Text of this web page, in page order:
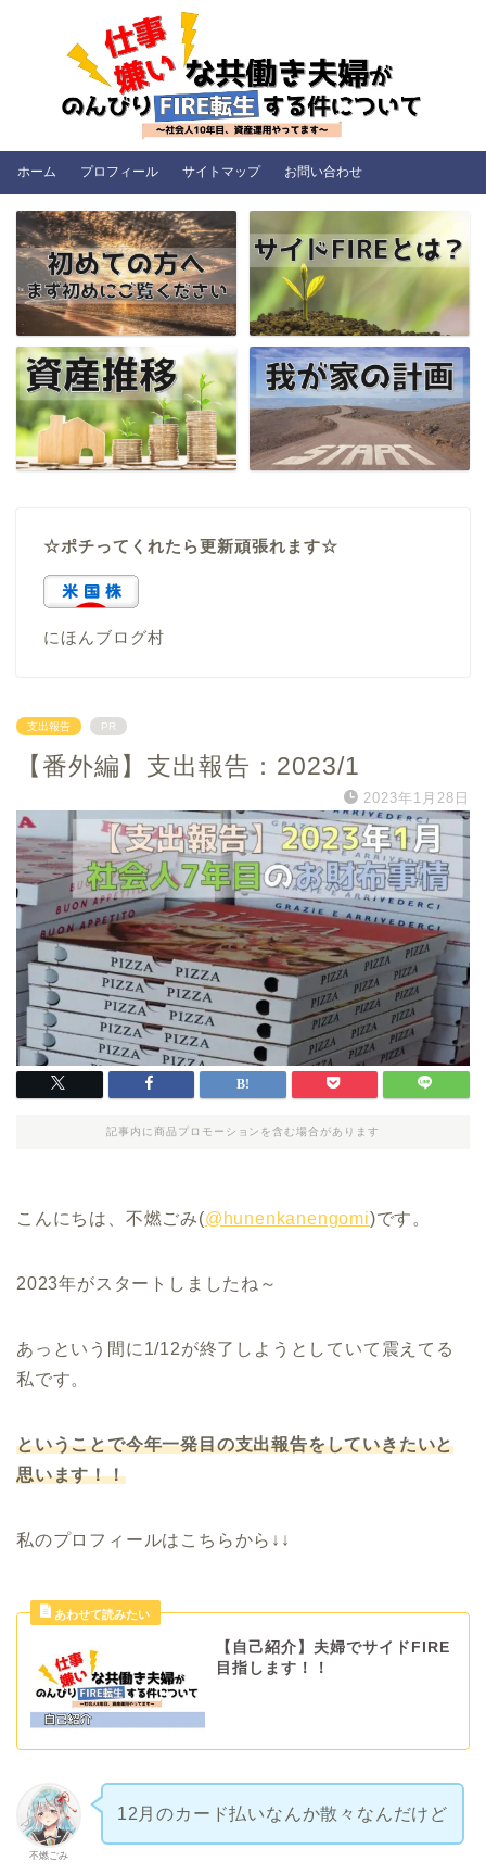
ホーム プロフィール サイトマップ お問い合わせ
☆ポチってくれたら更新頑張れます☆
にほんブログ村
支出報告 PR
【番外編】支出報告：2023/1
2023年1月28日
記事内に商品プロモーションを含む場合があります
こんにちは、不燃ごみ(@hunenkanengomi)です。
2023年がスタートしましたね～
あっという間に1/12が終了しようとしていて震えてる
私です。
ということで今年一発目の支出報告をしていきたいと
思います！！
私のプロフィールはこちらから↓↓
【自己紹介】夫婦でサイドFIRE
目指します！！
不燃ごみ
12月のカード払いなんか散々なんだけど